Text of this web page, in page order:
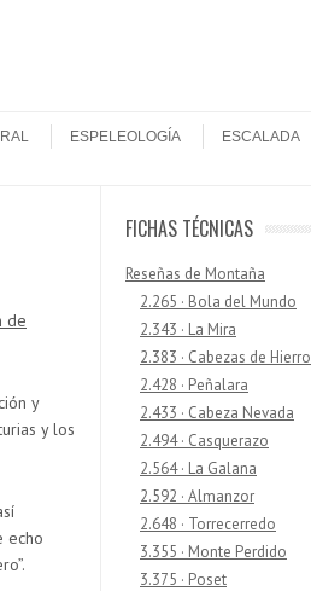
ESPELEOLOGÍA ESCALADA
de
y
y los
echo
FICHAS TÉCNICAS
Reseñas de Montaña
2.265 · Bola del Mundo
2.343 · La Mira
2.383 · Cabezas de Hierro
2.428 · Peñalara
2.433 · Cabeza Nevada
2.494 · Casquerazo
2.564 · La Galana
2.592 · Almanzor
2.648 · Torrecerredo
3.355 · Monte Perdido
3.375 · Poset